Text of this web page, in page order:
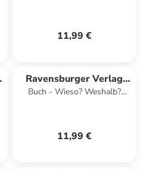
11,99 €
Ravensburger Verlag
GmbH
Buch - Wieso? Weshalb?
11,99 €